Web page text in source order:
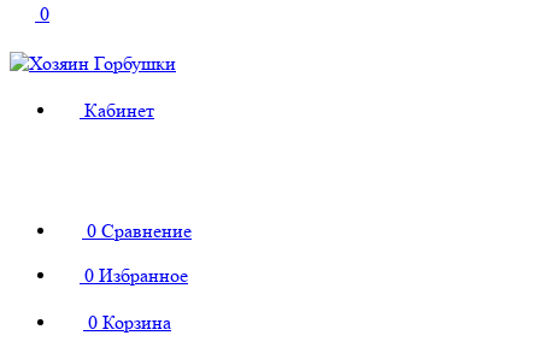
0
Кабинет
0 Сравнение
0 Избранное
0 Корзина